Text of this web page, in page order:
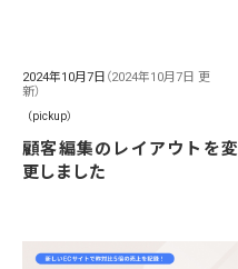
2024年10月7日 （2024年10月7日 更
新）
（pickup）
顧客編集のレイアウトを変
更しました